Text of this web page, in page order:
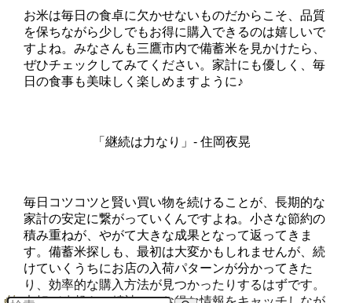
お米は毎日の食卓に欠かせないものだからこそ、品質
を保ちながら少しでもお得に購入できるのは嬉しいで
すよね。みなさんも三鷹市内で備蓄米を見かけたら、
ぜひチェックしてみてください。家計にも優しく、毎
日の食事も美味しく楽しめますように♪
「継続は力なり」- 住岡夜晃
毎日コツコツと賢い買い物を続けることが、長期的な
家計の安定に繋がっていくんですよね。小さな節約の
積み重ねが、やがて大きな成果となって返ってきま
す。備蓄米探しも、最初は大変かもしれませんが、続
けていくうちにお店の入荷パターンが分かってきた
り、効率的な購入方法が見つかったりするはずです。